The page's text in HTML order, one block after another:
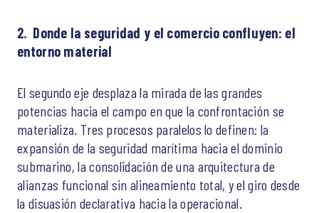
2. Donde la seguridad y el comercio confluyen: el
entorno material
El segundo eje desplaza la mirada de las grandes
potencias hacia el campo en que la confrontación se
materializa. Tres procesos paralelos lo definen: la
expansión de la seguridad marítima hacia el dominio
submarino, la consolidación de una arquitectura de
alianzas funcional sin alineamiento total, y el giro desde
la disuasión declarativa hacia la operacional.